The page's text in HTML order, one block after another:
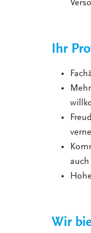
Ihr
Wir